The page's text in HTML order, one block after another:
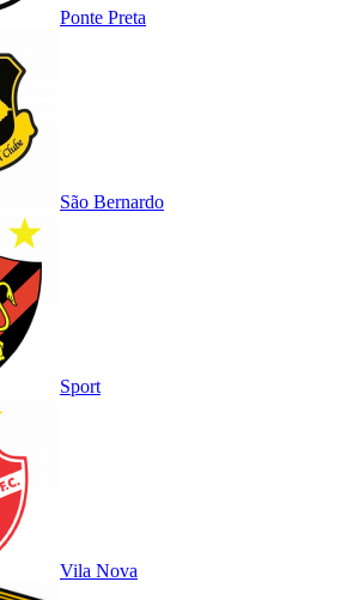
Ponte Preta
São Bernardo
Sport
Vila Nova